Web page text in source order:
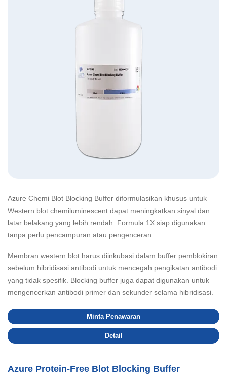
Azure Chemi Blot Blocking Buffer diformulasikan khusus untuk
Western blot chemiluminescent dapat meningkatkan sinyal dan
latar belakang yang lebih rendah. Formula 1X siap digunakan
tanpa perlu pencampuran atau pengenceran.
Membran western blot harus diinkubasi dalam buffer pemblokiran
sebelum hibridisasi antibodi untuk mencegah pengikatan antibodi
yang tidak spesifik. Blocking buffer juga dapat digunakan untuk
mengencerkan antibodi primer dan sekunder selama hibridisasi.
Minta Penawaran
Detail
Azure Protein-Free Blot Blocking Buffer